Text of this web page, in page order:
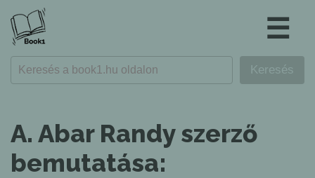
☰
A. Abar Randy szerző
bemutatása: